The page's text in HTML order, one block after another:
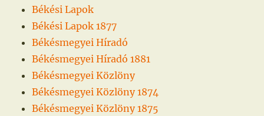
Békési Lapok
Békési Lapok 1877
Békésmegyei Híradó
Békésmegyei Híradó 1881
Békésmegyei Közlöny
Békésmegyei Közlöny 1874
Békésmegyei Közlöny 1875